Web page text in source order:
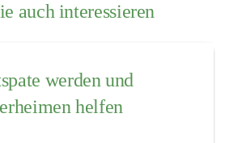
auch interessieren
werden und
helfen